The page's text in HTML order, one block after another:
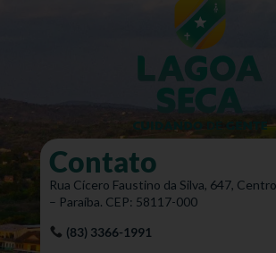
Contato
Rua Cícero Faustino da Silva, 647,
– Paraíba. CEP: 58117-000
(83) 3366-1991